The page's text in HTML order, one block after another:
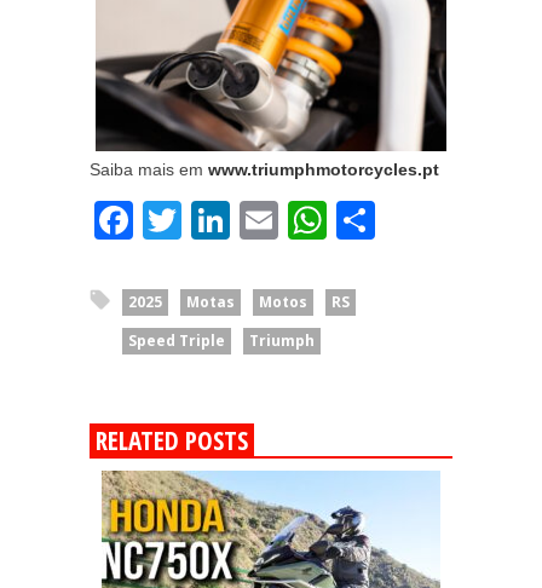
Saiba mais em www.triumphmotorcycles.pt
Facebook
TwitterLinkedIn
EmailWhatsApp
2025 Motas Motos
RS
Speed Triple
Triumph
RELATED POSTS